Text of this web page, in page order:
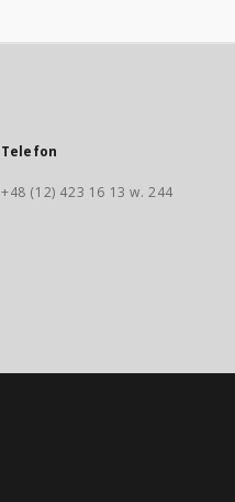
Telefon
+48 (12) 423 16 13 w. 244